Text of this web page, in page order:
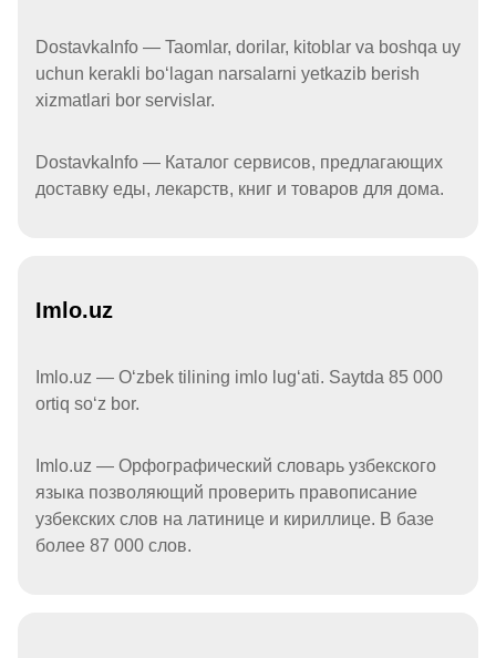
DostavkaInfo — Taomlar, dorilar, kitoblar va boshqa uy
uchun kerakli boʻlagan narsalarni yetkazib berish
xizmatlari bor servislar.
DostavkaInfo — Каталог сервисов, предлагающих
доставку еды, лекарств, книг и товаров для дома.
Imlo.uz
Imlo.uz — Oʻzbek tilining imlo lugʻati. Saytda 85 000
ortiq soʻz bor.
Imlo.uz — Орфографический словарь узбекского
языка позволяющий проверить правописание
узбекских слов на латинице и кириллице. В базе
более 87 000 слов.